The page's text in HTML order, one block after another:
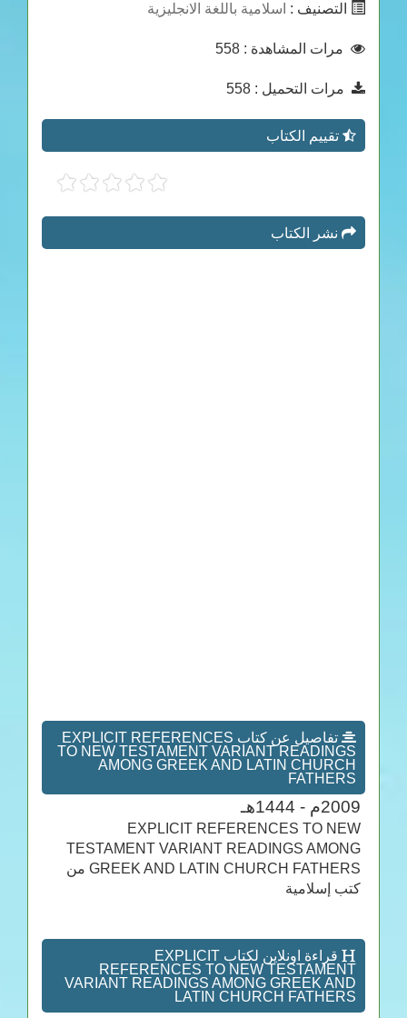
التصنيف : اسلامية باللغة الانجليزية
مرات المشاهدة : 558
مرات التحميل : 558
تقييم الكتاب
نشر الكتاب
تفاصيل عن كتاب EXPLICIT REFERENCES
TO NEW TESTAMENT VARIANT READINGS
AMONG GREEK AND LATIN CHURCH
FATHERS
2009م - 1444هـ
EXPLICIT REFERENCES TO NEW
TESTAMENT VARIANT READINGS AMONG
GREEK AND LATIN CHURCH FATHERS من
كتب إسلامية
قراءة اونلاين لكتاب EXPLICIT
REFERENCES TO NEW TESTAMENT
VARIANT READINGS AMONG GREEK AND
LATIN CHURCH FATHERS